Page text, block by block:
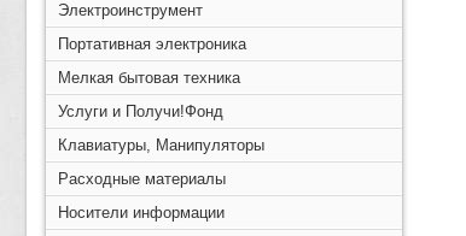
Электроинструмент
Портативная электроника
Мелкая бытовая техника
Услуги и Получи!Фонд
Клавиатуры, Манипуляторы
Расходные материалы
Носители информации